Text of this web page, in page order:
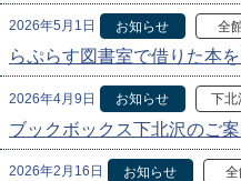
2026年5月1日 お知らせ 全
らぷらす図書室で借りた本
2026年4月9日 お知らせ 下北
ブックボックス下北沢のご
2026年2月16日 お知らせ 全